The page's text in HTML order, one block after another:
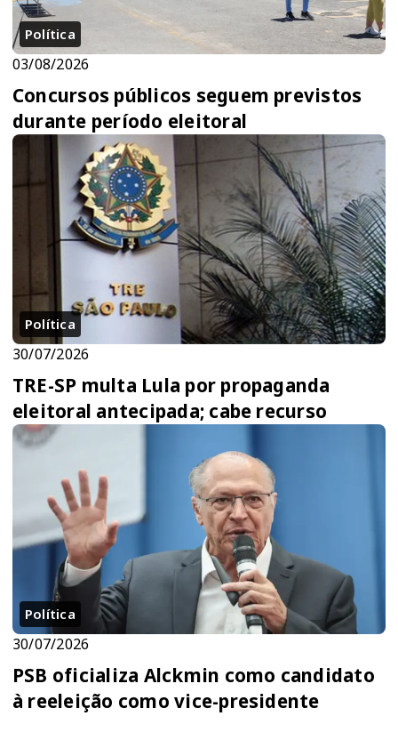
Política
03/08/2026
Concursos públicos seguem previstos
durante período eleitoral
Política
30/07/2026
TRE-SP multa Lula por propaganda
eleitoral antecipada; cabe recurso
Política
30/07/2026
PSB oficializa Alckmin como candidato
à reeleição como vice-presidente